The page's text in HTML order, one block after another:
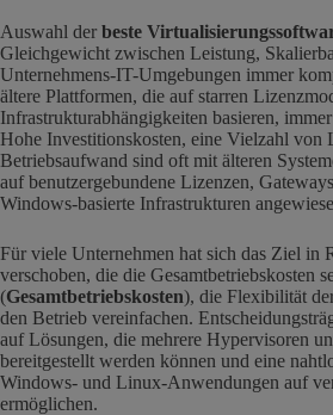
Auswahl der beste
Gleichgewicht zwischen Leistung,
Unternehmens-IT-Umgebungen immer
ältere Plattformen, die auf starren
Infrastrukturabhängigkeiten basieren,
Hohe Investitionskosten, eine Vielzahl von
Betriebsaufwand sind oft mit älteren
auf benutzergebundene Lizenzen,
Windows-basierte Infrastrukturen
Für viele Unternehmen hat sich das Ziel in
verschoben, die die Gesamtbetriebskosten
(Gesamtbetriebskosten), die Flexibilität
den Betrieb vereinfachen.
auf Lösungen, die mehrere Hypervisoren
bereitgestellt werden können und eine
Windows- und Linux-Anwendungen auf
ermöglichen.